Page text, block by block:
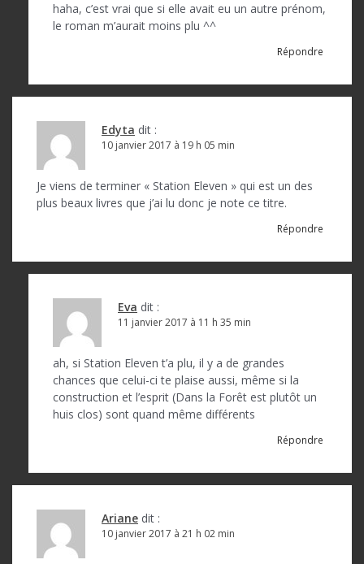
haha, c’est vrai que si elle avait eu un autre prénom,
le roman m’aurait moins plu ^^
Répondre
Edyta dit :
10 janvier 2017 à 19 h 05 min
Je viens de terminer « Station Eleven » qui est un des
plus beaux livres que j’ai lu donc je note ce titre.
Répondre
Eva dit :
11 janvier 2017 à 11 h 35 min
ah, si Station Eleven t’a plu, il y a de grandes
chances que celui-ci te plaise aussi, même si la
construction et l’esprit (Dans la Forêt est plutôt un
huis clos) sont quand même différents
Répondre
Ariane dit :
10 janvier 2017 à 21 h 02 min